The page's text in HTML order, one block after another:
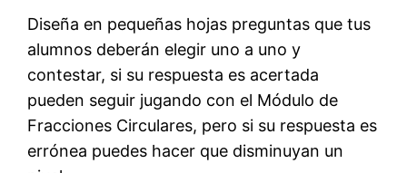
Diseña en pequeñas hojas preguntas que tus
alumnos deberán elegir uno a uno y
contestar, si su respuesta es acertada
pueden seguir jugando con el Módulo de
Fracciones Circulares, pero si su respuesta es
errónea puedes hacer que disminuyan un